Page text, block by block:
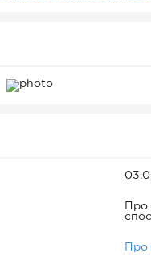
Про
Про